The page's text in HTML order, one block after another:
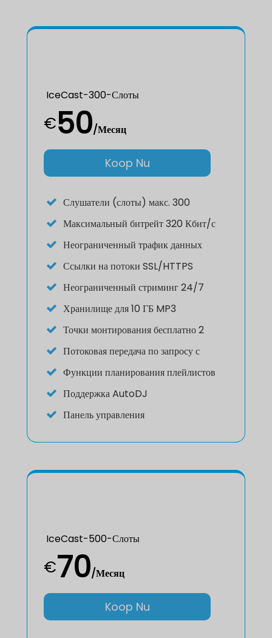
IceCast-300-Слоты
€50/Месяц
Koop Nu
Слушатели (слоты) макс. 300
Максимальный битрейт 320 Кбит/с
Неограниченный трафик данных
Ссылки на потоки SSL/HTTPS
Неограниченный стриминг 24/7
Хранилище для 10 ГБ MP3
Точки монтирования бесплатно 2
Потоковая передача по запросу с
Функции планирования плейлистов
Поддержка AutoDJ
Панель управления
IceCast-500-Слоты
€70/Месяц
Koop Nu